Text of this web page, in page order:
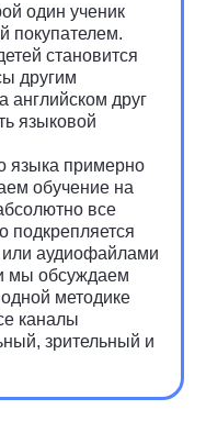
один ученик
покупателем.
становится
другим
английском друг
языковой
языка примерно
обучение на
все
подкрепляется
или аудиофайлами
мы обсуждаем
методике
каналы
зрительный и